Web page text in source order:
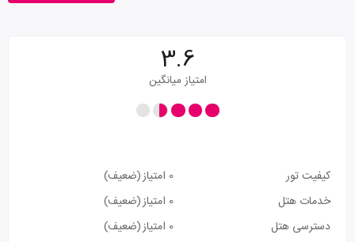
3.6
امتیاز میانگین
کیفیت تور 0 امتیاز
(ضعیف)
خدمات هتل
0 امتیاز
(ضعیف)
دسترسی هتل
0 امتیاز
(ضعیف)